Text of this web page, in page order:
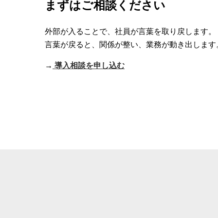
まずはご相談ください
外部が入ることで、社員が言葉を取り戻します。
言葉が戻ると、関係が整い、業務が動き出します
→ 導入相談を申し込む